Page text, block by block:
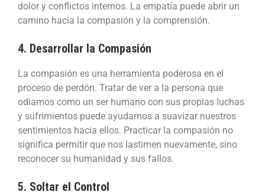
dolor y conflictos internos. La empatía puede abrir un
camino hacia la compasión y la comprensión.
4. Desarrollar la Compasión
La compasión es una herramienta poderosa en el
proceso de perdón. Tratar de ver a la persona que
odiamos como un ser humano con sus propias luchas
y sufrimientos puede ayudarnos a suavizar nuestros
sentimientos hacia ellos. Practicar la compasión no
significa permitir que nos lastimen nuevamente, sino
reconocer su humanidad y sus fallos.
5. Soltar el Control